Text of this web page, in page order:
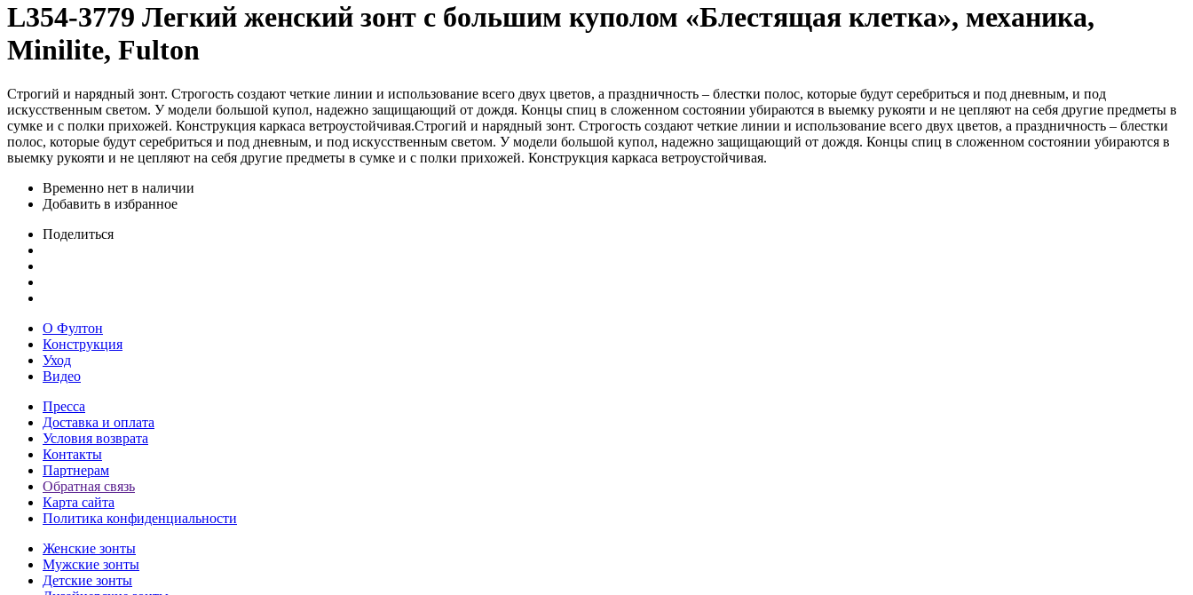
L354-3779 Легкий женский зонт с большим куполом «Блестящая клетка», механика,
Minilite, Fulton
Строгий и нарядный зонт. Строгость создают четкие линии и использование всего двух цветов, а праздничность – блестки полос, которые будут серебриться и под дневным, и под
искусственным светом. У модели большой купол, надежно защищающий от дождя. Концы спиц в сложенном состоянии убираются в выемку рукояти и не цепляют на себя другие предметы в
сумке и с полки прихожей. Конструкция каркаса ветроустойчивая.Строгий и нарядный зонт. Строгость создают четкие линии и использование всего двух цветов, а праздничность – блестки
полос, которые будут серебриться и под дневным, и под искусственным светом. У модели большой купол, надежно защищающий от дождя. Концы спиц в сложенном состоянии убираются в
выемку рукояти и не цепляют на себя другие предметы в сумке и с полки прихожей. Конструкция каркаса ветроустойчивая.
Временно нет в наличии
Добавить в избранное
Поделиться
О Фултон
Конструкция
Уход
Видео
Пресса
Доставка и оплата
Условия возврата
Контакты
Партнерам
Обратная связь
Карта сайта
Политика конфиденциальности
Женские зонты
Мужские зонты
Детские зонты